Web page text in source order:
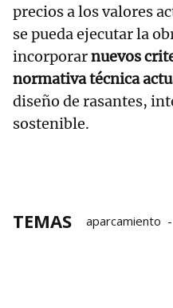
precios a los valores
se pueda ejecutar la
incorporarnuevos
normativa técnica
diseño de rasantes,
sostenible.
TEMAS aparcamiento